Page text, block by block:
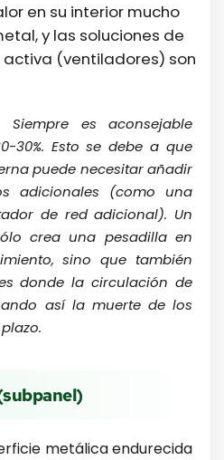
en su interior mucho
y las soluciones de
(ventiladores) son
Siempre es aconsejable
30%. Esto se debe a que
puede necesitar añadir
adicionales (como una
de red adicional). Un
crea una pesadilla en
sino que también
donde la circulación de
así la muerte de los
metálica endurecida